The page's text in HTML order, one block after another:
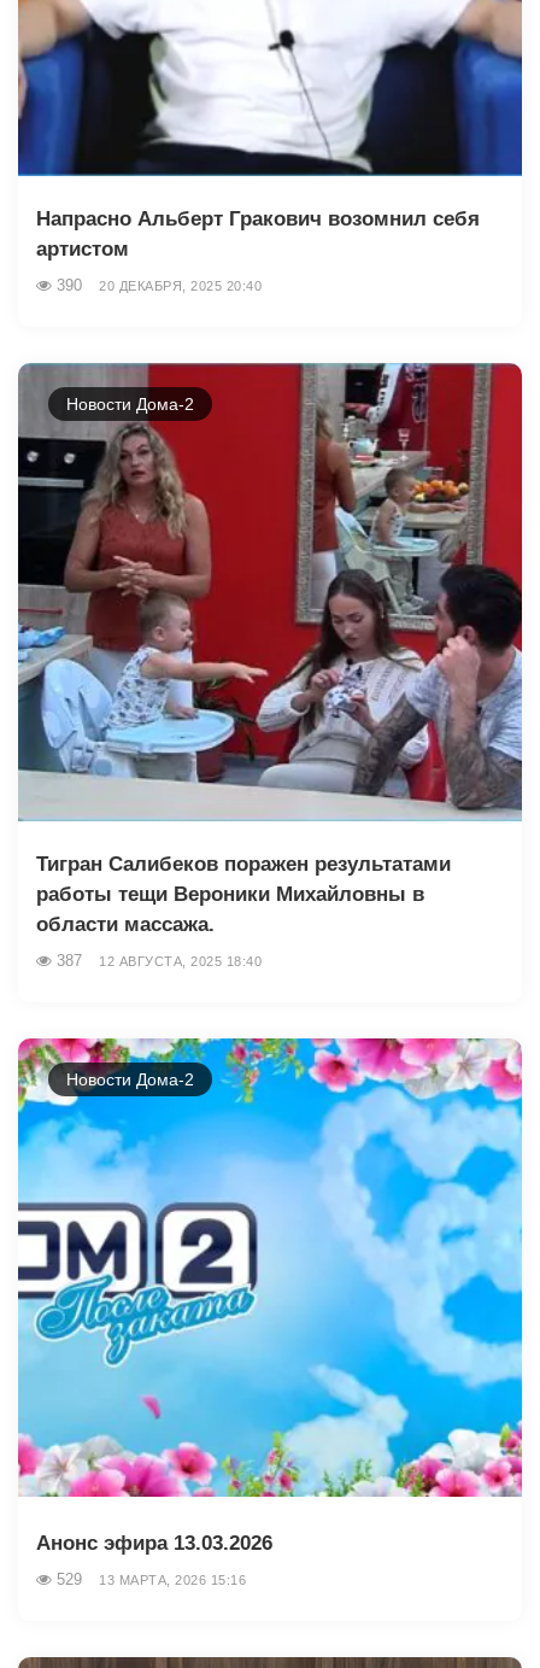
Напрасно Альберт Гракович возомнил себя
артистом
390 20 ДЕКАБРЯ, 2025 20:40
Новости Дома-2
Тигран Салибеков поражен результатами
работы тещи Вероники Михайловны в
области массажа.
387 12 АВГУСТА, 2025 18:40
Новости Дома-2
Анонс эфира 13.03.2026
529 13 МАРТА, 2026 15:16